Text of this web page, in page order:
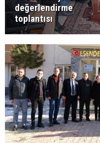
değerlendirme
toplantısı